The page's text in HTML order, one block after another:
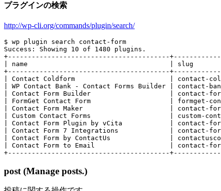
プラグインの検索
http://wp-cli.org/commands/plugin/search/
$ wp plugin search contact-form
Success: Showing 10 of 1480 plugins.
+-----------------------------------------
| name                                    | slug
+-----------------------------------------
| Contact Coldform                        |
| WP Contact Bank - Contact Forms Builder |
| Contact Form Builder                    |
| FormGet Contact Form                    |
| Contact Form Maker                      |
| Custom Contact Forms                    |
| Contact Form Plugin by vCita            | contact-
| Contact Form 7 Integrations             |
| Contact Form by ContactUs               |
| Contact Form to Email                   |
post (Manage posts.)